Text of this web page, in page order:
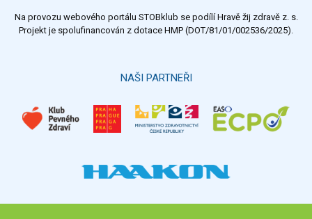
Na provozu webového portálu STOBklub se podílí Hravě žij zdravě z. s.
Projekt je spolufinancován z dotace HMP (DOT/81/01/002536/2025).
NAŠI PARTNEŘI